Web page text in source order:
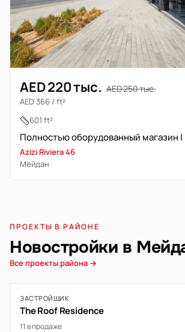
AED 220 тыс. AED 250 тыс.
AED 366 / ft²
601 ft²
Azizi Riviera 46
Мейдан
ПРОЕКТЫ В РАЙОНЕ
Новостройки в
Все проекты района →
ЗАСТРОЙЩИК
The Roof Residence
11 в продаже